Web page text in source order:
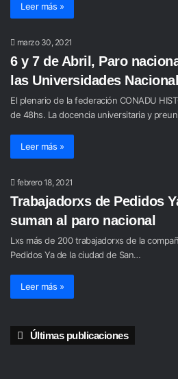
Leer más »
marzo 30, 2021
6 y 7 de Abril, Paro
las Universidades
El plenario de la federación CONADU
de 48hs. La docencia universitaria y
Leer más »
febrero 18, 2021
Trabajadorxs de Pedidos
suman al paro nacional
Lxs más de 200 trabajadorxs de la
Pedidos Ya de la ciudad de San…
Leer más »
Últimas publicaciones